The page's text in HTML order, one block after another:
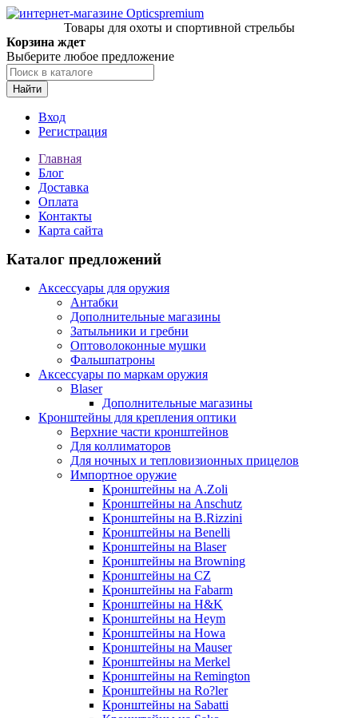
Товары для охоты и спортивной стрельбы
Корзина ждет
Выберите любое предложение
Найти
Вход
Регистрация
Главная
Блог
Доставка
Оплата
Контакты
Карта сайта
Каталог предложений
Аксессуары для оружия
Антабки
Дополнительные магазины
Затыльники и гребни
Оптоволоконные мушки
Фальшпатроны
Аксессуары по маркам оружия
Blaser
Дополнительные магазины
Кронштейны для крепления оптики
Верхние части кронштейнов
Для коллиматоров
Для ночных и тепловизионных прицелов
Импортное оружие
Кронштейны на A.Zoli
Кронштейны на Anschutz
Кронштейны на B.Rizzini
Кронштейны на Benelli
Кронштейны на Blaser
Кронштейны на Browning
Кронштейны на CZ
Кронштейны на Fabarm
Кронштейны на H&K
Кронштейны на Heym
Кронштейны на Howa
Кронштейны на Mauser
Кронштейны на Merkel
Кронштейны на Remington
Кронштейны на Ro?ler
Кронштейны на Sabatti